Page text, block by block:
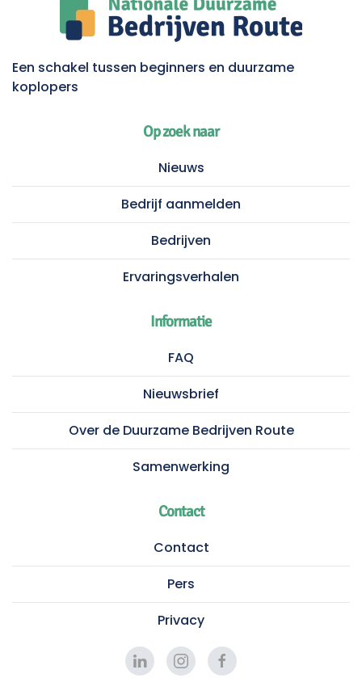
Een schakel tussen beginners en duurzame
koplopers
Op zoek naar
Nieuws
Bedrijf aanmelden
Bedrijven
Ervaringsverhalen
Informatie
FAQ
Nieuwsbrief
Over de Duurzame Bedrijven Route
Samenwerking
Contact
Contact
Pers
Privacy